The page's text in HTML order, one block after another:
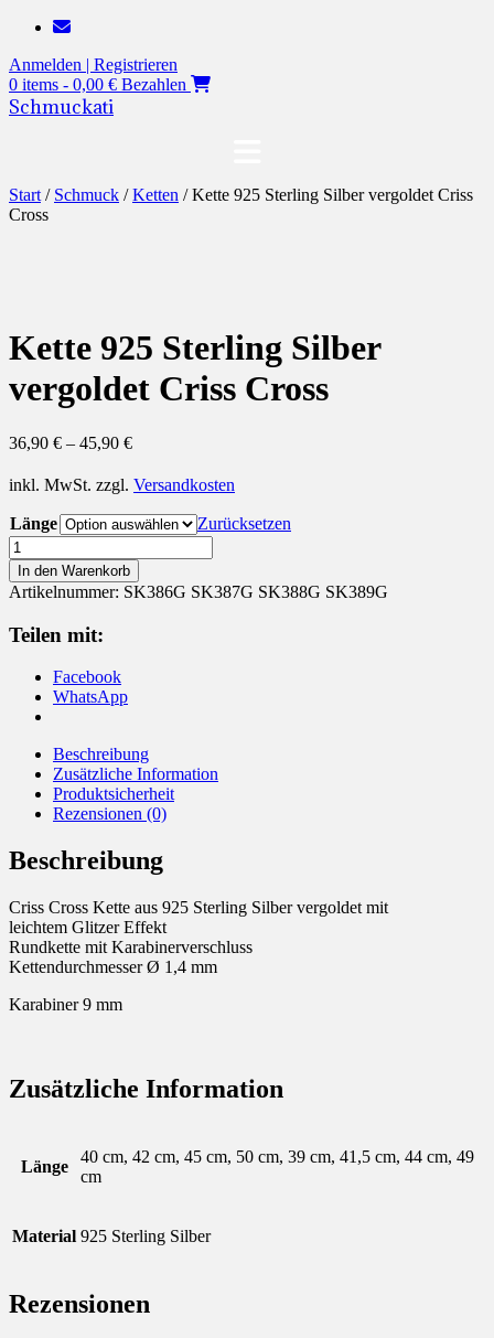
Zum
springen
Anmelden | Registrieren
0 items - 0,00 € Bezahlen
Schmuckati
Start / Schmuck /Ketten / Kette 925 Sterling Silber vergoldet Criss
Cross
Kette 925 Sterling Silber
vergoldet Criss Cross
36,90 € – 45,90 €
inkl. MwSt. zzgl. Versandkosten
Länge
Zurücksetzen
Kette
925
Sterling
Silber
vergoldet
Criss
Menge
In den Warenkorb
Artikelnummer: SK386G SK387G SK388G SK389G
Teilen mit:
Facebook
WhatsApp
Beschreibung
Zusätzliche Information
Produktsicherheit
Rezensionen (0)
Beschreibung
Criss Cross Kette aus 925 Sterling Silber vergoldet mit
leichtem Glitzer Effekt
Rundkette mit Karabinerverschluss
Kettendurchmesser Ø 1,4 mm
Karabiner 9 mm
Zusätzliche Information
Länge
40 cm, 42 cm, 45 cm, 50 cm, 39 cm, 41,5 cm, 44 cm, 49
cm
Material 925 Sterling Silber
Rezensionen